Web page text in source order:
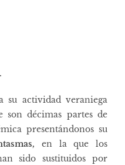
actividad veraniega
son décimas partes de
presentándonos su
en la que los
sido sustituidos por